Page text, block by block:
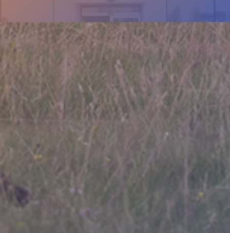
Hakkımızda
KVKK
Site Haritası
Gizlilik Politikası
İLETIŞIM
İletişim
+905439275692
info@nfsyem.com
Fevzi Çakmak Mh. 10576. Sk No:13G 42050
Karatay Konya/Türkiye